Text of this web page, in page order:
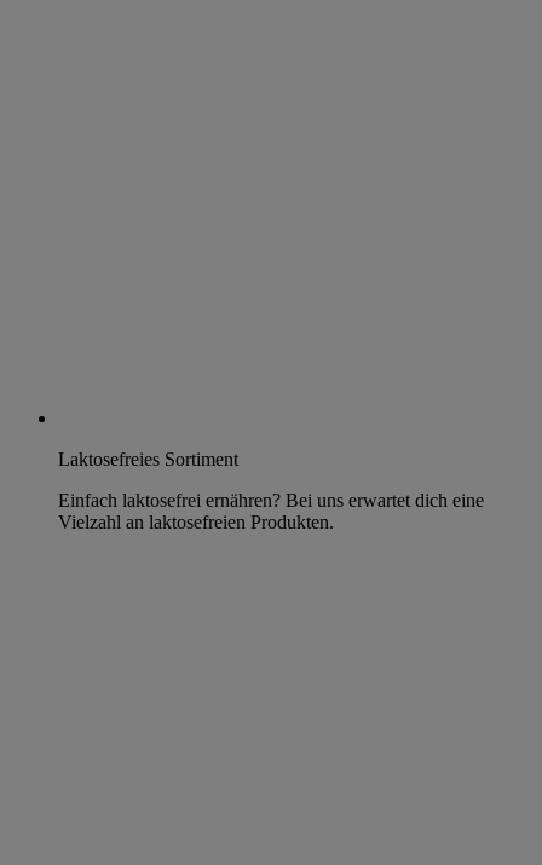
Laktosefreies Sortiment
Einfach laktosefrei ernähren? Bei uns erwartet dich eine
Vielzahl an laktosefreien Produkten.